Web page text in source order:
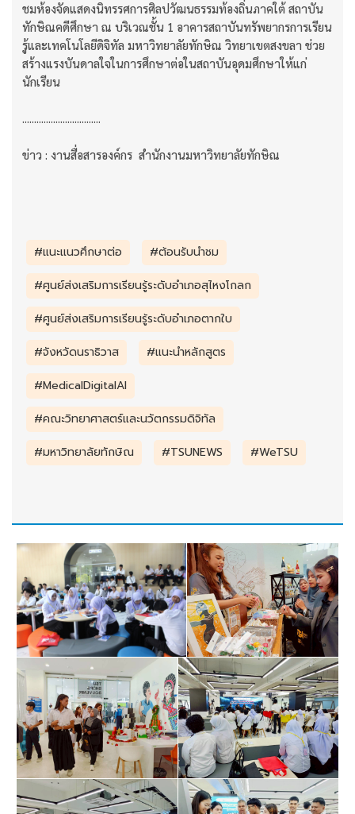
ชมห้องจัดแสดงนิทรรศการศิลปวัฒนธรรมท้องถิ่นภาคใต้ สถาบัน
ทักษิณคดีศึกษา ณ บริเวณชั้น 1 อาคารสถาบันทรัพยากรการเรียน
รู้และเทคโนโลยีดิจิทัล มหาวิทยาลัยทักษิณ วิทยาเขตสงขลา ช่วย
สร้างแรงบันดาลใจในการศึกษาต่อในสถาบันอุดมศึกษาให้แก่
นักเรียน
.................................
ข่าว : งานสื่อสารองค์กร สำนักงานมหาวิทยาลัยทักษิณ
#แนะแนวศึกษาต่อ
#ต้อนรับนำชม
#ศูนย์ส่งเสริมการเรียนรู้ระดับอำเภอสุไหงโกลก
#ศูนย์ส่งเสริมการเรียนรู้ระดับอำเภอตากใบ
#จังหวัดนราธิวาส
#แนะนำหลักสูตร
#MedicalDigitalAI
#คณะวิทยาศาสตร์และนวัตกรรมดิจิทัล
#มหาวิทยาลัยทักษิณ
#TSUNEWS #WeTSU